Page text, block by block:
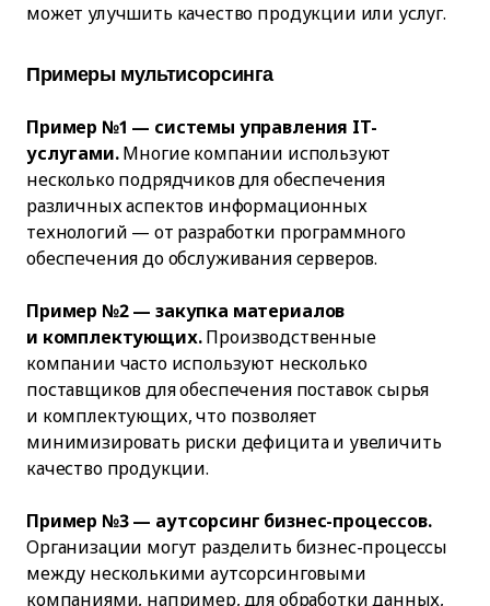
может улучшить качество продукции или услуг.
Примеры мультисорсинга
Пример №1 — системы управления IT-
услугами.Многие компании используют
несколько подрядчиков для обеспечения
различных аспектов информационных
технологий — от разработки программного
обеспечения до обслуживания серверов.
Пример №2 — закупка материалов
и комплектующих.Производственные
компании часто используют несколько
поставщиков для обеспечения поставок сырья
и комплектующих, что позволяет
минимизировать риски дефицита и увеличить
качество продукции.
Пример №3 — аутсорсинг бизнес-процессов.
Организации могут разделить бизнес-процессы
между несколькими аутсорсинговыми
компаниями, например, для обработки данных,